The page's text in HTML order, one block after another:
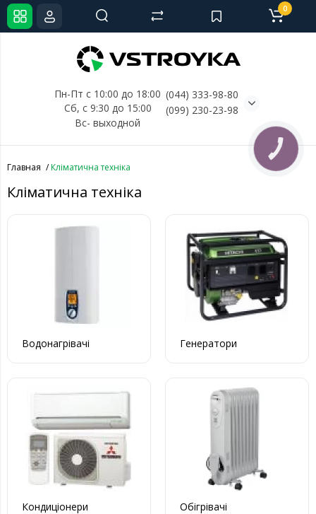
Пн-Пт с 10:00 до 18:00
Сб, с 9:30 до 15:00
Вс- выходной
(044) 333-98-80
(099) 230-23-98
0
Главная Кліматична техніка
Кліматична техніка
Водонагрівачі Генератори
Кондиціонери Обігрівачі
КНОПКА
СВЯЗИ